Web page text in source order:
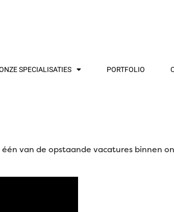
SPECIALISATIES PORTFOLIO
van de opstaande vacatures binnen